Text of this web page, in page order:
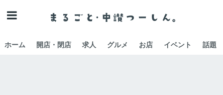
ホーム 開店・閉店 求人 グルメ お店 イベント 話題